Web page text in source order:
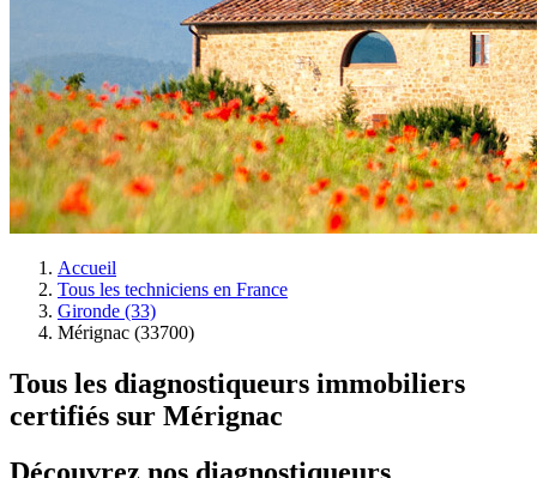
Accueil
Tous les techniciens en France
Gironde (33)
Mérignac (33700)
Tous les diagnostiqueurs immobiliers
certifiés sur Mérignac